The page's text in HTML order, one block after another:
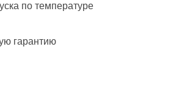
по температуре
гарантию